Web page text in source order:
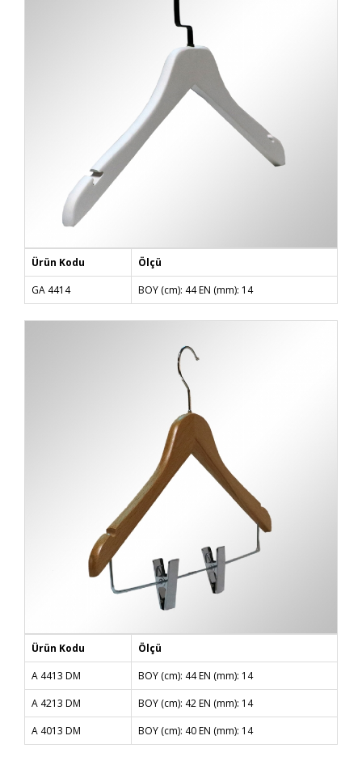
Ürün Kodu
Ölçü
GA 4414
BOY (cm): 44 EN (mm): 14
Ürün Kodu
Ölçü
A 4413 DM
BOY (cm): 44 EN (mm): 14
A 4213 DM
BOY (cm): 42 EN (mm): 14
A 4013 DM
BOY (cm): 40 EN (mm): 14